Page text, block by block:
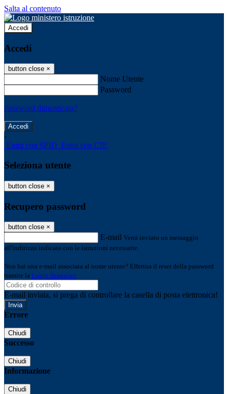
Salta al contenuto
Accedi
Accedi
button close ×
Nome Utente
Password
Password dimenticata?
-
Entra con SPID Entra con CIE
Seleziona utente
button close ×
Recupero password
button close ×
E-mail Verrà inviato un messaggio
all'indirizzo indicato con le istruzioni necessarie.
Non hai una e-mail associata al nome utente? Effettua il reset della password
tramite la Login Spaggiari
E-mail inviata, si prega di controllare la casella di posta elettronica!
Errore
Chiudi
Successo
Chiudi
Informazione
Chiudi